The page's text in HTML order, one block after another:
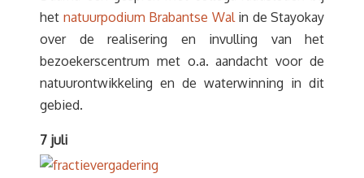
het natuurpodium Brabantse Walin de Stayokay
over de realisering en invulling van het
bezoekerscentrum met o.a. aandacht voor de
natuurontwikkeling en de waterwinning in dit
gebied.
7 juli